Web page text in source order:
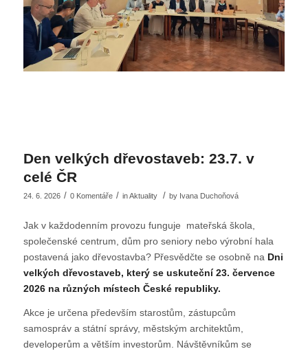
Den velkých dřevostaveb: 23.7. v
celé ČR
24. 6. 2026 / 0 Komentáře / inAktuality / by Ivana Duchoňová
Jak v každodenním provozu funguje mateřská škola,
společenské centrum, dům pro seniory nebo výrobní hala
postavená jako dřevostavba? Přesvědčte se osobně na Dni
velkých dřevostaveb, který se uskuteční 23. července
2026 na různých místech České republiky.
Akce je určena především starostům, zástupcům
samospráv a státní správy, městským architektům,
developerům a větším investorům. Návštěvníkům se